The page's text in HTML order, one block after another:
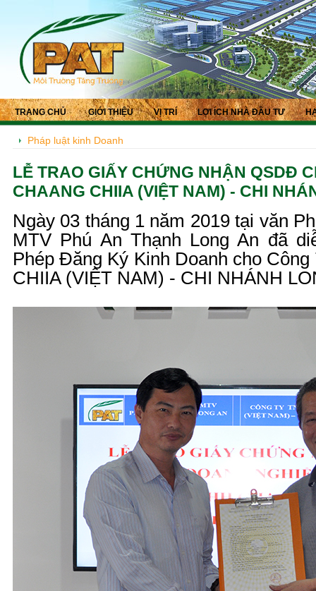
TRANG CHỦ GIỚI THIỆU VỊ TRÍ LỢI ÍCH NHÀ ĐẦU TƯ
Pháp luật kinh Doanh
LỄ TRAO GIẤY CHỨNG NHẬN QSDĐ
CHAANG CHIIA (VIỆT NAM) - CHI
Ngày 03 tháng 1 năm 2019 tại văn
MTV Phú An Thạnh Long An đã
Phép Đăng Ký Kinh Doanh cho
CHIIA (VIỆT NAM) - CHI NHÁNH